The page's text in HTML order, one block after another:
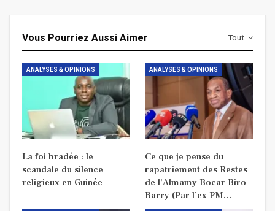
Tout
Vous Pourriez Aussi Aimer
ANALYSES & OPINIONS
La foi bradée : le
scandale du silence
religieux en Guinée
ANALYSES & OPINIONS
Ce que je pense du
rapatriement des Restes
de l’Almamy Bocar Biro
Barry (Par l’ex PM…